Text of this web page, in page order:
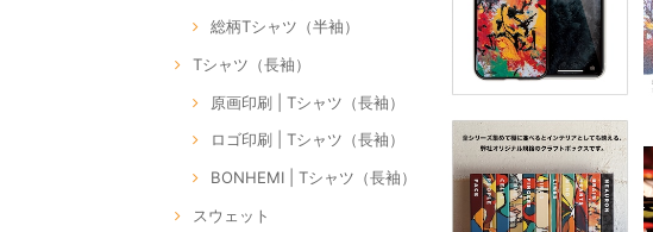
総柄Tシャツ（半袖）
Tシャツ（長袖）
原画印刷 | Tシャツ（長袖）
ロゴ印刷 | Tシャツ（長袖）
BONHEMI | Tシャツ（長袖）
スウェット